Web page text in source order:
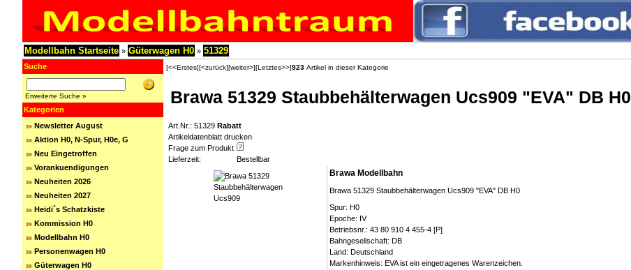
Modellbahn Startseite » Güterwagen H0 » 51329
Suche
Erweiterte Suche »
Kategorien
Newsletter August
Aktion H0, N-Spur, H0e, G
Neu Eingetroffen
Vorankuendigungen
Neuheiten 2026
Neuheiten 2027
Heidi´s Schatzkiste
Kommission H0
Modellbahn H0
Personenwagen H0
Güterwagen H0
[<<Erstes][<zurück][weiter>][Letztes>>]923 Artikel in dieser Kategorie
Brawa 51329 Staubbehälterwagen Ucs909 "EVA" DB H0
Art.Nr.: 51329 Rabatt
Artikeldatenblatt drucken
Frage zum Produkt
Lieferzeit:
Bestellbar
Brawa Modellbahn
Brawa 51329 Staubbehälterwagen Ucs909 "EVA" DB H0
Spur: H0
Epoche: IV
Betriebsnr.: 43 80 910 4 455-4 [P]
Bahngesellschaft: DB
Land: Deutschland
Markenhinweis: EVA ist ein eingetragenes Warenzeichen.